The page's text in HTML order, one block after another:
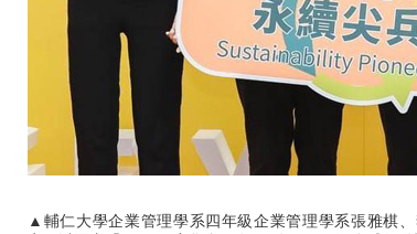
▲輔仁大學企業管理學系四年級企業管理學系張雅棋